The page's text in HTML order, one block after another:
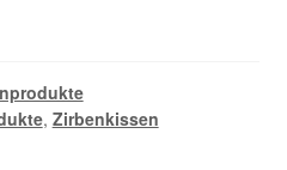
, Zirbenkissen